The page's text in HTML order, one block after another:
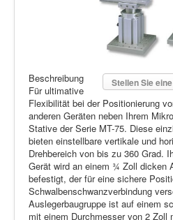
Stellen Sie
Beschreibung
Für ultimative
Flexibilität bei der Positionierung
anderen Geräten neben Ihrem
Stative der Serie MT-75. Diese
bieten einstellbare vertikale und
Drehbereich von bis zu 360 Grad.
Gerät wird an einem ¾ Zoll dicken
befestigt, der für eine sichere
Schwalbenschwanzverbindung
Auslegerbaugruppe ist auf einem
mit einem Durchmesser von 2 Zoll